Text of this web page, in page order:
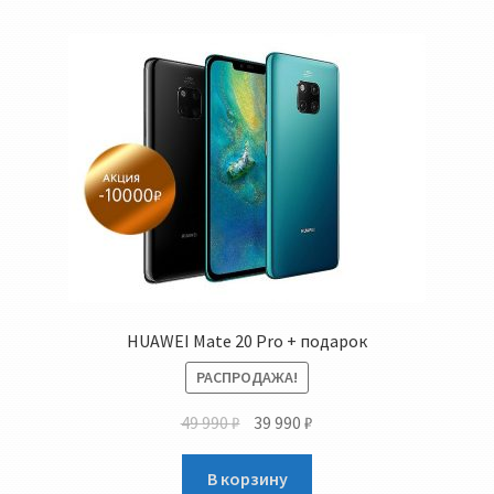
HUAWEI Mate 20 Pro + подарок
РАСПРОДАЖА!
49 990₽ Первоначальная
цена
составляла
39 990₽
В корзину